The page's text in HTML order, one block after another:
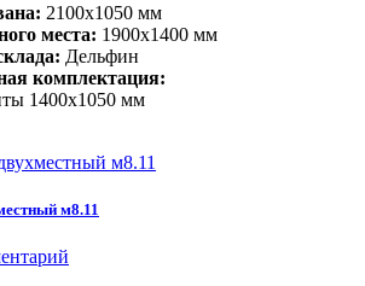
2100х1050 мм
места: 1900х1400 мм
Дельфин
комплектация:
1400х1050 мм
м8.11